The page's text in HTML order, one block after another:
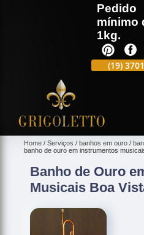
Pedido
mínimo
1kg.
(19)
Home Serviços banhos em ouro
banho de ouro em instrumentos
Banho de Ouro
Musicais Boa